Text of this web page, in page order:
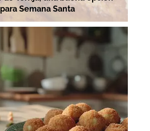
para Semana Santa